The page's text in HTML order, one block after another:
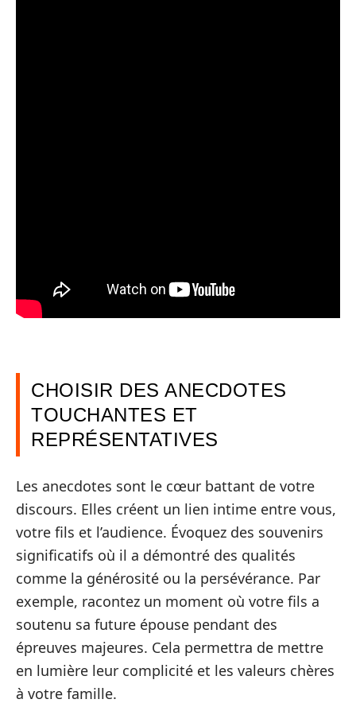
CHOISIR DES ANECDOTES
TOUCHANTES ET
REPRÉSENTATIVES
Les anecdotes sont le cœur battant de votre
discours. Elles créent un lien intime entre vous,
votre fils et l’audience. Évoquez des souvenirs
significatifs où il a démontré des qualités
comme la générosité ou la persévérance. Par
exemple, racontez un moment où votre fils a
soutenu sa future épouse pendant des
épreuves majeures. Cela permettra de mettre
en lumière leur complicité et les valeurs chères
à votre famille.